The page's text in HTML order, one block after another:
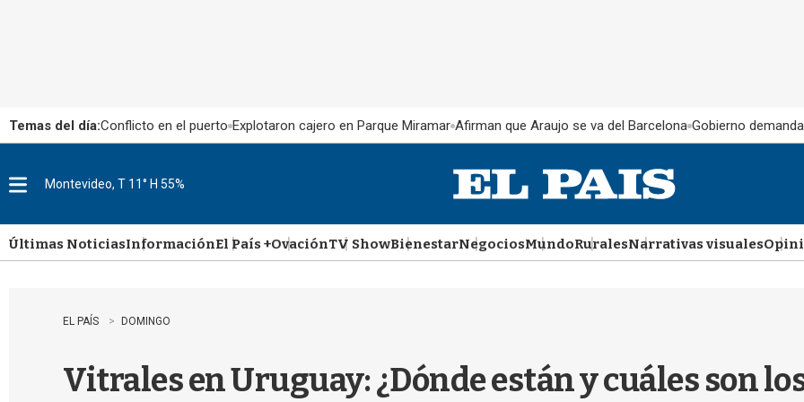
Temas del día:Conflicto en el puerto Explotaron cajero en Parque Miramar Afirman que Araujo se va del Barcelona Gobierno
u
Montevideo, T 11° H 55%
Últimas NoticiasInformaciónEl País +OvaciónTV ShowBienestarNegociosMundoRuralesNarrativas visuales
EL PAÍS DOMINGO
Vitrales en Uruguay: ¿Dónde están y cuáles son